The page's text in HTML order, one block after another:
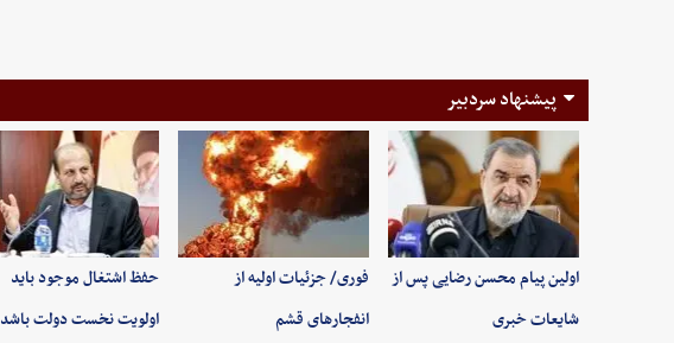
پیشنهاد سردبیر
اولین پیام محسن رضایی پس از
شایعات خبری
فوری/ جزئیات اولیه از
انفجارهای قشم
حفظ اشتغال موجود باید
اولویت نخست دولت باشد